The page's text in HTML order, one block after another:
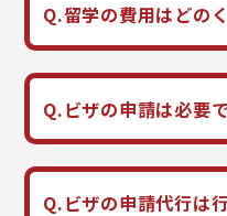
Q.留学の費用はどの
Q.ビザの申請は必要で
Q.ビザの申請代行は